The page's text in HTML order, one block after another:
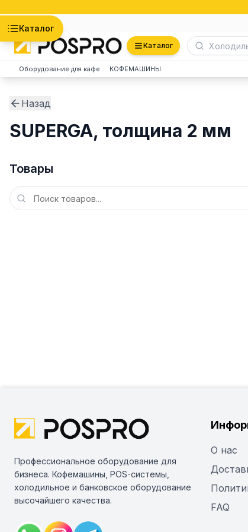
Каталог
Каталог
Оборудование для кафе КОФЕМАШИНЫ
Назад
SUPERGA, толщина 2 мм
Товары
Профессиональное оборудование для
бизнеса. Кофемашины, POS-системы,
холодильное и банковское оборудование
высочайшего качества.
О нас
FAQ